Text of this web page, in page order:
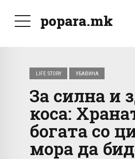
popara.mk
LIFE STORY УБАВИНА
За силна и
коса:
богата со
мора да